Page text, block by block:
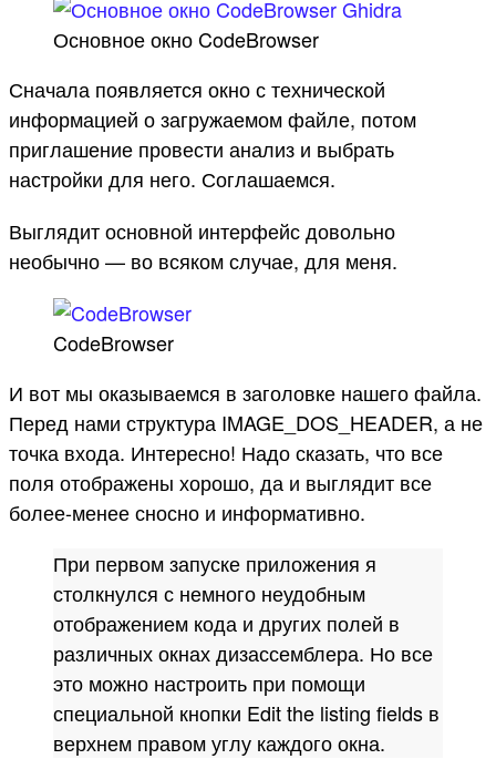
Основное окно CodeBrowser
Сначала появляется окно с технической
информацией о загружаемом файле, потом
приглашение провести анализ и выбрать
настройки для него. Соглашаемся.
Выглядит основной интерфейс довольно
необычно — во всяком случае, для меня.
CodeBrowser
И вот мы оказываемся в заголовке нашего файла.
Перед нами структура IMAGE_DOS_HEADER, а не
точка входа. Интересно! Надо сказать, что все
поля отображены хорошо, да и выглядит все
более-менее сносно и информативно.
При первом запуске приложения я
столкнулся с немного неудобным
отображением кода и других полей в
различных окнах дизассемблера. Но все
это можно настроить при помощи
специальной кнопки Edit the listing fields в
верхнем правом углу каждого окна.